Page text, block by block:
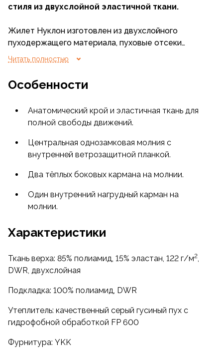
стиля из двухслойной эластичной ткани.
Жилет Нуклон изготовлен из двухслойного
пуходержащего материала, пуховые отсеки
которого формируются особым переплетением
принципиально уменьшить количество игольных
проколов и, как следствие, существенно снизить
увеличивают комфорт в движении, а DWR
обработка дополнительно защищает пух от
мокрого снега. Жилет Нуклон предназначен в
первую очередь для городской эксплуатации.
Читать полностью
Особенности
Анатомический крой и эластичная ткань для
полной свободы движений.
Центральная однозамковая молния с
внутренней ветрозащитной планкой.
Два тёплых боковых кармана на молнии.
Один внутренний нагрудный карман на
молнии.
Характеристики
Ткань верха: 85% полиамид, 15% эластан, 122 г/м2,
DWR, двухслойная
Подкладка: 100% полиамид, DWR
Утеплитель: качественный серый гусиный пух с
гидрофобной обработкой FP 600
Фурнитура: YKK